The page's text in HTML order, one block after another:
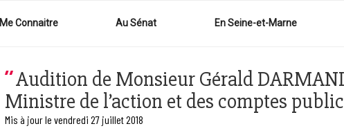
Me Connaitre Au Sénat En Seine-et-Marne
Audition de Monsieur Gérald
Ministre de l’action et des comptes
Mis à jour le vendredi 27 juillet 2018